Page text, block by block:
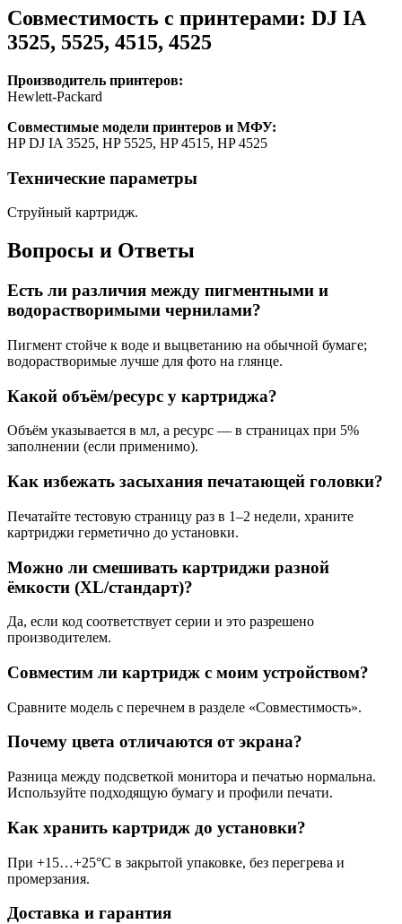
Совместимость с принтерами: DJ IA
3525, 5525, 4515, 4525
Производитель принтеров:
Hewlett-Packard
Совместимые модели принтеров и МФУ:
HP DJ IA 3525, HP 5525, HP 4515, HP 4525
Технические параметры
Струйный картридж.
Вопросы и Ответы
Есть ли различия между пигментными и
водорастворимыми чернилами?
Пигмент стойче к воде и выцветанию на обычной бумаге;
водорастворимые лучше для фото на глянце.
Какой объём/ресурс у картриджа?
Объём указывается в мл, а ресурс — в страницах при 5%
заполнении (если применимо).
Как избежать засыхания печатающей головки?
Печатайте тестовую страницу раз в 1–2 недели, храните
картриджи герметично до установки.
Можно ли смешивать картриджи разной
ёмкости (XL/стандарт)?
Да, если код соответствует серии и это разрешено
производителем.
Совместим ли картридж с моим устройством?
Сравните модель с перечнем в разделе «Совместимость».
Почему цвета отличаются от экрана?
Разница между подсветкой монитора и печатью нормальна.
Используйте подходящую бумагу и профили печати.
Как хранить картридж до установки?
При +15…+25°C в закрытой упаковке, без перегрева и
промерзания.
Доставка и гарантия